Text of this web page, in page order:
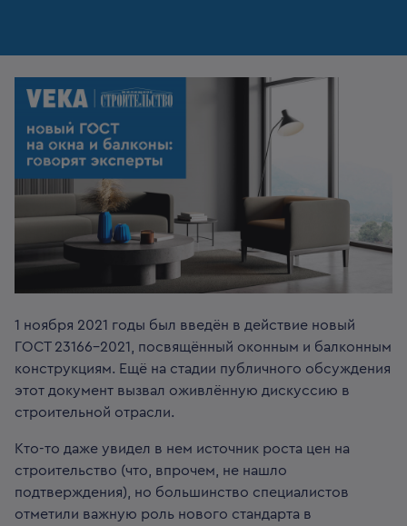
1 ноября 2021 годы был введён в действие новый
ГОСТ 23166-2021, посвящённый оконным и балконным
конструкциям. Ещё на стадии публичного обсуждения
этот документ вызвал оживлённую дискуссию в
строительной отрасли.
Кто-то даже увидел в нем источник роста цен на
строительство (что, впрочем, не нашло
подтверждения), но большинство специалистов
отметили важную роль нового стандарта в